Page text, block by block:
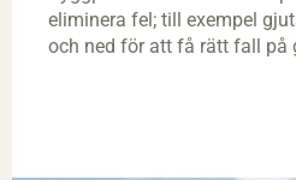
eliminera fel; till exempel
och ned för att få rätt fall på